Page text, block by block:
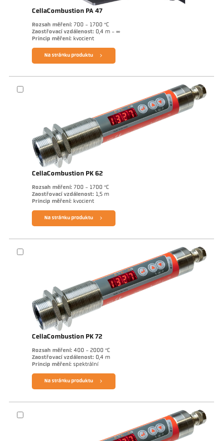
CellaCombustion PA 47
Rozsah měření: 700 - 1700 °C
Zaostřovací vzdálenost: 0,4 m - ∞
Princip měření: kvocient
Na stránku produktu
CellaCombustion PK 62
Rozsah měření: 700 - 1700 °C
Zaostřovací vzdálenost: 1,5 m
Princip měření: kvocient
Na stránku produktu
CellaCombustion PK 72
Rozsah měření: 400 - 2000 °C
Zaostřovací vzdálenost: 0,4 m
Princip měření: spektrální
Na stránku produktu